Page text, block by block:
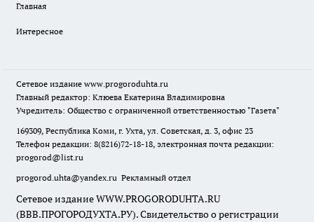
Главная
Интересное
Сетевое издание www.progoroduhta.ru
Главный редактор: Клюева Екатерина Владимировна
Учредитель: Общество с ограниченной ответственностью "Газета"
169309, Республика Коми, г. Ухта, ул. Советская, д. 3, офис 23
Телефон редакции: 8(8216)72-18-18, электронная почта редакции:
progorod@list.ru
progorod.uhta@yandex.ru Рекламный отдел
Сетевое издание WWW.PROGORODUHTA.RU
(ВВВ.ПРОГОРОДУХТА.РУ). Свидетельство о регистрации